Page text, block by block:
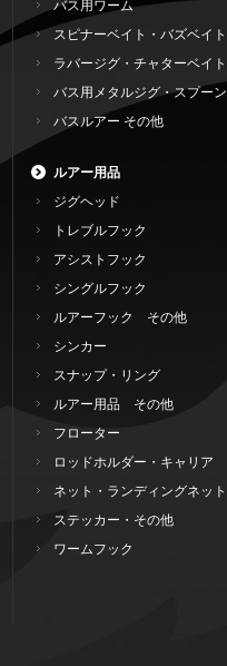
バス用ワーム
スピナーベイト・バズベイト
ラバージグ・チャターベイト
バス用メタルジグ・スプーン
バスルアー その他
ルアー用品
ジグヘッド
トレブルフック
アシストフック
シングルフック
ルアーフック その他
シンカー
スナップ・リング
ルアー用品 その他
フローター
ロッドホルダー・キャリア
ネット・ランディングネット
ステッカー・その他
ワームフック